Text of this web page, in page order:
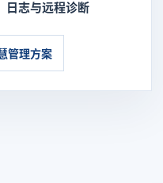
日志与远程诊断
管理方案